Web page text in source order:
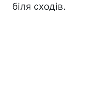
біля сходів.